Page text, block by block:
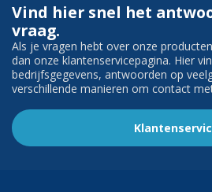
Vind hier snel het
vraag.
Als je vragen hebt over onze
dan onze klantenservicepagina. Hier
bedrijfsgegevens, antwoorden op
verschillende manieren om contact